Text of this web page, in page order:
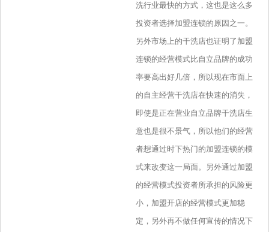
洗行业最快的方式，这也是这么多
投资者选择加盟连锁的原因之一。
另外市场上的干洗店也证明了加盟
连锁的经营模式比自立品牌的成功
率要高出好几倍，所以现在市面上
的自主经营干洗店在快速的消失，
即使是正在营业自立品牌干洗店生
意也是很不景气，所以他们的经营
者想通过时下热门的加盟连锁的模
式来改变这一局面。另外通过加盟
的经营模式投资者所承担的风险更
小，加盟开店的经营模式更加稳
定，另外再不做任何宣传的情况下